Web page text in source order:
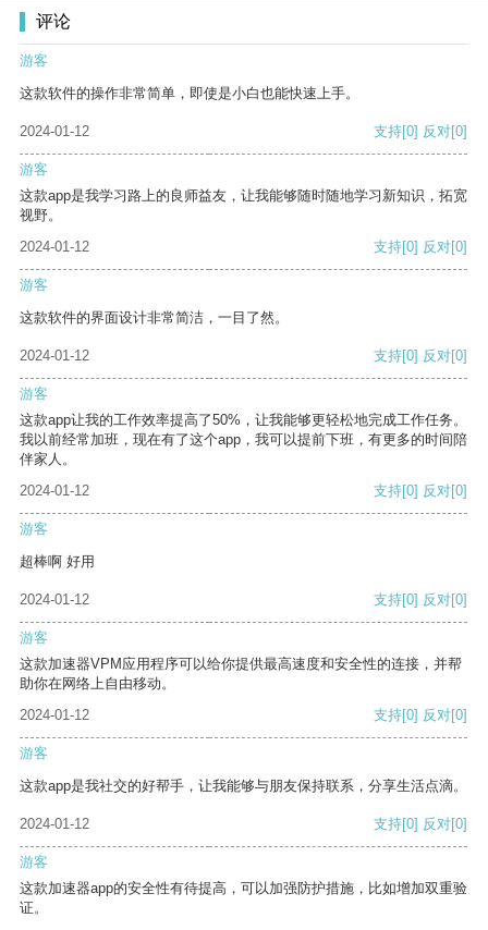
评论
游客
这款软件的操作非常简单，即使是小白也能快速上手。
2024-01-12 支持[0] 反对[0]
游客
这款app是我学习路上的良师益友，让我能够随时随地学习新知识，拓宽
视野。
2024-01-12
支持[0] 反对[0]
游客
这款软件的界面设计非常简洁，一目了然。
2024-01-12 支持[0] 反对[0]
游客
这款app让我的工作效率提高了50%，让我能够更轻松地完成工作任务。
我以前经常加班，现在有了这个app，我可以提前下班，有更多的时间陪
伴家人。
2024-01-12
支持[0] 反对[0]
游客
超棒啊 好用
2024-01-12 支持[0] 反对[0]
游客
这款加速器VPM应用程序可以给你提供最高速度和安全性的连接，并帮
助你在网络上自由移动。
2024-01-12
支持[0] 反对[0]
游客
这款app是我社交的好帮手，让我能够与朋友保持联系，分享生活点滴。
2024-01-12 支持[0] 反对[0]
游客
这款加速器app的安全性有待提高，可以加强防护措施，比如增加双重验
证。